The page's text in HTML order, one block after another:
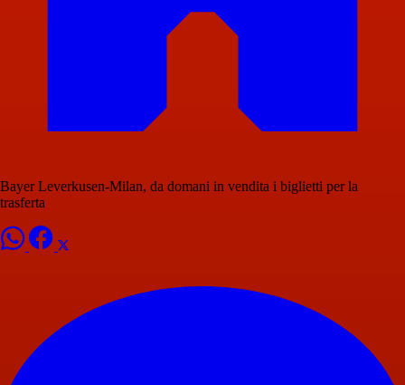
Bayer Leverkusen-Milan, da domani in vendita i biglietti per la
trasferta